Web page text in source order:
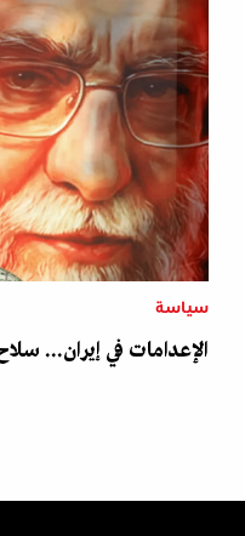
سياسة
الإعدامات في إيران...